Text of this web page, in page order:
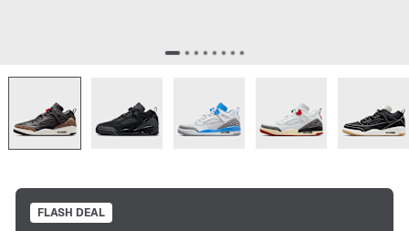
FLASH DEAL